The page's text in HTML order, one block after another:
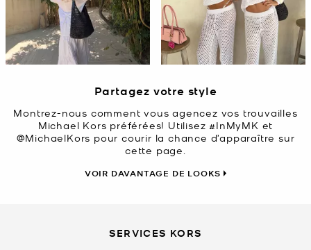
Partagez votre style
Montrez-nous comment vous agencez vos trouvailles
Michael Kors préférées! Utilisez #InMyMK et
@MichaelKors pour courir la chance d’apparaître sur
cette page.
VOIR DAVANTAGE DE LOOKS
SERVICES KORS